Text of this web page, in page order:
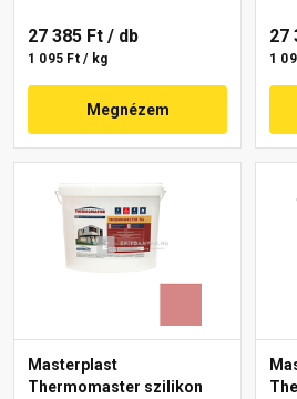
27 385 Ft / db
1 095 Ft / kg
Megnézem
27
1
Masterplast
Thermomaster szilikon